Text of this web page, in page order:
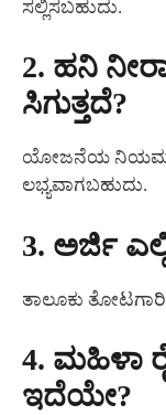
ಸಲ್ಲಿಸಬಹುದು.
2. ಹನಿ
ಸಿಗುತ್ತದೆ?
ಯೋಜನೆಯ
ಲಭ್ಯವಾಗಬಹುದು.
3. ಅರ್ಜಿ
ತಾಲೂಕು
4. ಮಹಿಳಾ
ಇದೆಯೇ?